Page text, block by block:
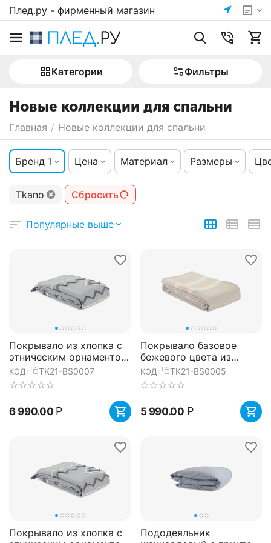
Плед.ру - фирменный магазин
Категории Фильтры
Новые коллекции для спальни
Главная / Новые коллекции для спальни
Бренд 1 Цена Материал Размеры
Tkano Сбросить
Популярные выше
Покрывало из хлопка с
этническим орнаментом,
с бахромой и
кисточками из
коллекции Ethni...
КОД: TK21-BS0007
6 990.00 Р
Покрывало базовое
бежевого цвета из
коллекции Ethnic,
180х250 см, Tkano
КОД: TK21-BS0005
5 990.00 Р
Покрывало из хлопка с
Пододеяльник